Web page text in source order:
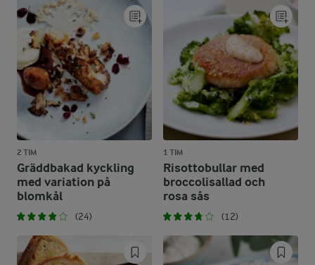
2 TIM
Gräddbakad kyckling
med variation på
blomkål
(24)
1 TIM
Risottobullar med
broccolisallad och
rosa sås
(12)